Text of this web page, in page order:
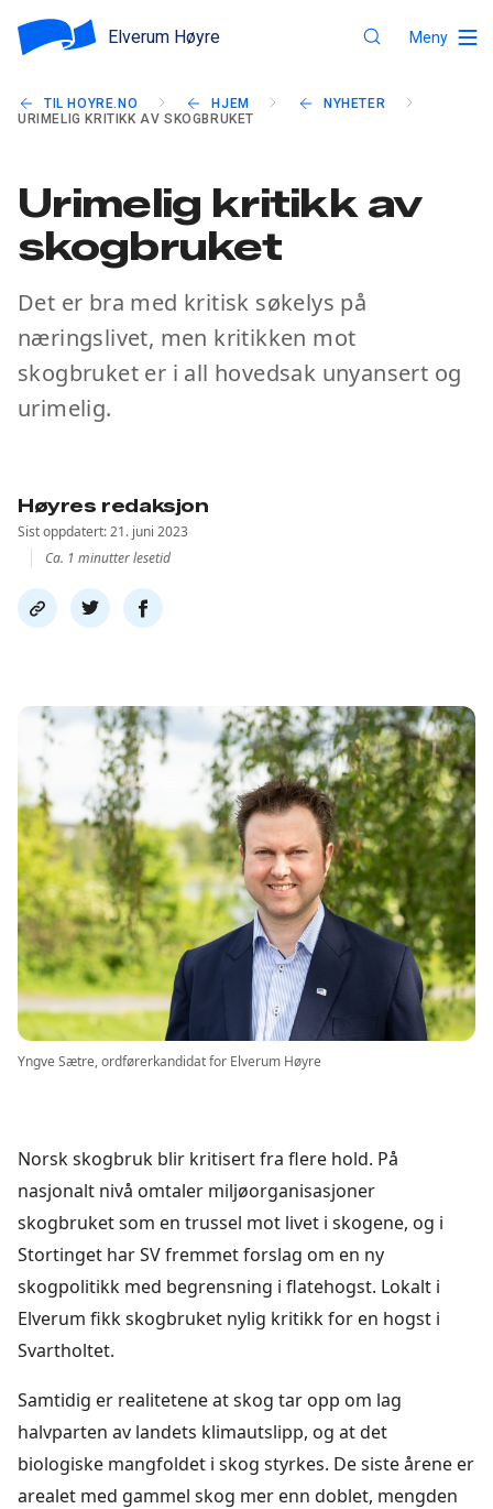
Elverum Høyre Meny
TIL HOYRE.NO HJEM
NYHETER
URIMELIG KRITIKK AV SKOGBRUKET
Urimelig kritikk av
skogbruket
Det er bra med kritisk søkelys på
næringslivet, men kritikken mot
skogbruket er i all hovedsak unyansert og
urimelig.
Høyres redaksjon
Sist oppdatert: 21. juni 2023
Ca. 1 minutter lesetid
Del
link
Del
på
Del
på
Yngve Sætre, ordførerkandidat for Elverum Høyre
Norsk skogbruk blir kritisert fra flere hold. På
nasjonalt nivå omtaler miljøorganisasjoner
skogbruket som en trussel mot livet i skogene, og i
Stortinget har SV fremmet forslag om en ny
skogpolitikk med begrensning i flatehogst. Lokalt i
Elverum fikk skogbruket nylig kritikk for en hogst i
Svartholtet.
Samtidig er realitetene at skog tar opp om lag
halvparten av landets klimautslipp, og at det
biologiske mangfoldet i skog styrkes. De siste årene er
arealet med gammel skog mer enn doblet, mengden